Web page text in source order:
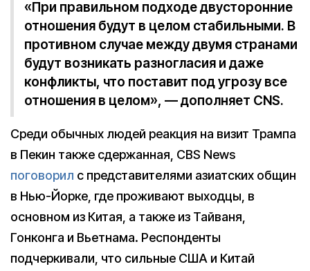
«При правильном подходе двусторонние
отношения будут в целом стабильными. В
противном случае между двумя странами
будут возникать разногласия и даже
конфликты, что поставит под угрозу все
отношения в целом», — дополняет CNS.
Среди обычных людей реакция на визит Трампа
в Пекин также сдержанная, CBS News
поговорил с представителями азиатских общин
в Нью-Йорке, где проживают выходцы, в
основном из Китая, а также из Тайваня,
Гонконга и Вьетнама. Респонденты
подчеркивали, что сильные США и Китай